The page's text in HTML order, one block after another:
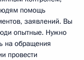
помощь
заявлений. Вы
опытные. Нужно
на обращения
провести